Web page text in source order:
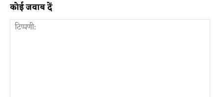
कोई जवाब दें